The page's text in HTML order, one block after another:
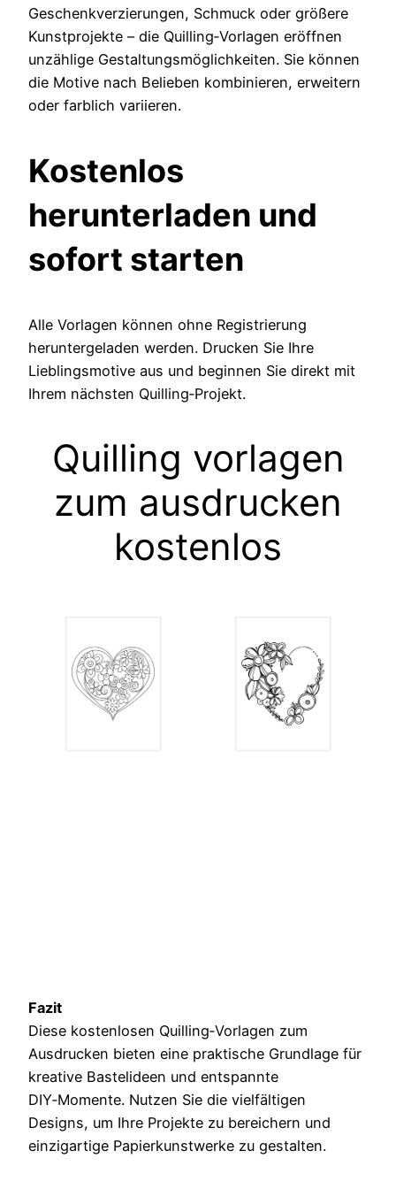
Geschenkverzierungen, Schmuck oder größere
Kunstprojekte – die Quilling‑Vorlagen eröffnen
unzählige Gestaltungsmöglichkeiten. Sie können
die Motive nach Belieben kombinieren, erweitern
oder farblich variieren.
Kostenlos
herunterladen und
sofort starten
Alle Vorlagen können ohne Registrierung
heruntergeladen werden. Drucken Sie Ihre
Lieblingsmotive aus und beginnen Sie direkt mit
Ihrem nächsten Quilling‑Projekt.
Quilling vorlagen
zum ausdrucken
kostenlos
Fazit
Diese kostenlosen Quilling‑Vorlagen zum
Ausdrucken bieten eine praktische Grundlage für
kreative Bastelideen und entspannte
DIY‑Momente. Nutzen Sie die vielfältigen
Designs, um Ihre Projekte zu bereichern und
einzigartige Papierkunstwerke zu gestalten.